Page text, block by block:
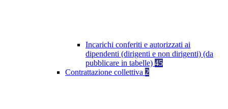
Incarichi conferiti e autorizzati ai
dipendenti (dirigenti e non dirigenti) (da
pubblicare in tabelle) 45
Contrattazione collettiva 2